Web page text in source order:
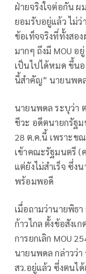
ฝ่ายจริงใจต่อกัน ผ
ยอมรับอยู่แล้ว ไม่
ข้อเท็จจริงที่ทั้งสอ
มากๆ ถึงมี MOU อ
เป็นไปได้หมด ขึ้น
นี้สำคัญ” นายนพด
นายนพดล ระบุว่า
ชีวะ อดีตนายกรัฐ
28 ต.ค.นี้ เพราะข
เข้าคณะรัฐมนตรี (
แต่ยังไม่สำเร็จ ซึ่ง
พร้อมพอดี
เมื่อถามว่านายพิธ
ก้าวไกล ตั้งข้อสังเ
การยกเลิก MOU
นายนพดล กล่าวว่
สว.อยู่แล้ว ซึ่งตนได้